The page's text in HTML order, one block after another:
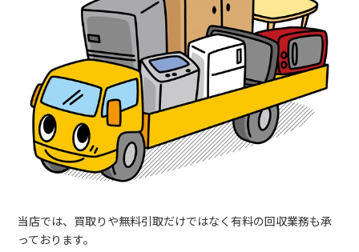
当店では、買取りや無料引取だけではなく有料の回収業務も承
っております。